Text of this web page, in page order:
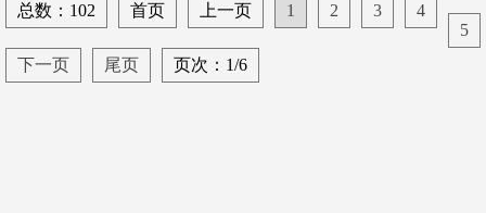
总数：102 首页 上一页 1 2 3
4
5
下一页
尾页 页次：1/6